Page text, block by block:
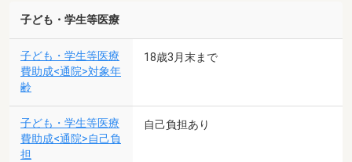
子ども・学生等医療
子ども・学生等医療
費助成<通院>対象年
齢
18歳3月末まで
子ども・学生等医療
費助成<通院>自己負
担
自己負担あり